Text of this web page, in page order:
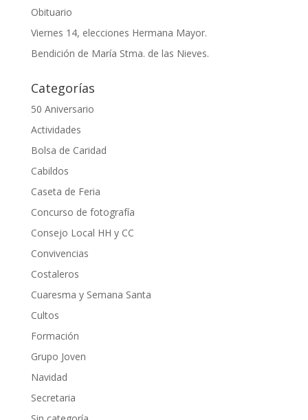
Obituario
Viernes 14, elecciones Hermana Mayor.
Bendición de María Stma. de las Nieves.
Categorías
50 Aniversario
Actividades
Bolsa de Caridad
Cabildos
Caseta de Feria
Concurso de fotografía
Consejo Local HH y CC
Convivencias
Costaleros
Cuaresma y Semana Santa
Cultos
Formación
Grupo Joven
Navidad
Secretaria